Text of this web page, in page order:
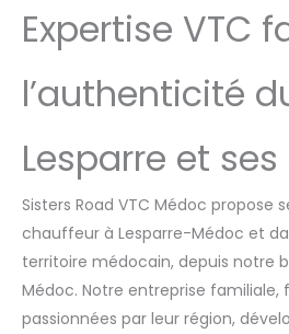
Expertise VTC
l’authenticité
Lesparre et
Sisters Road VTC Médoc propose
chauffeur à Lesparre-Médoc et
territoire médocain, depuis notre
Médoc. Notre entreprise
passionnées par leur région,